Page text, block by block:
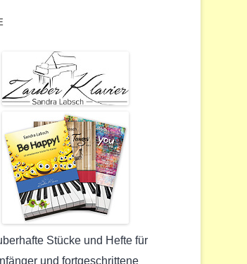
Stücke und Hefte für
und fortgeschrittene